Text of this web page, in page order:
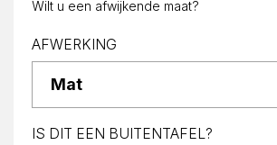
Wilt u een afwijkende maat?
AFWERKING
IS DIT EEN BUITENTAFEL?